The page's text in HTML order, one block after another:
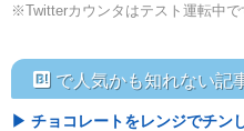
※Twitterカウンタはテスト運転中で
hatebu で人気かも知れない記
チョコレートをレンジでチン